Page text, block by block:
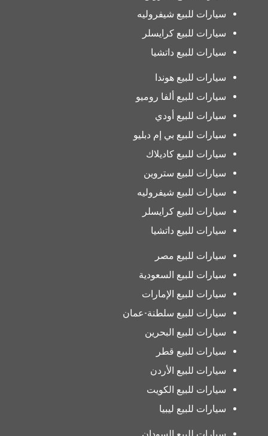
سيارات للبيع شيفروليه
سيارات للبيع كرايسلر
سيارات للبيع داتشيا
سيارات للبيع هوندا
سيارات للبيع ألفا روميو
سيارات للبيع أودي
سيارات للبيع بي إم دبليو
سيارات للبيع كاديلاك
سيارات للبيع ستروين
سيارات للبيع شيفروليه
سيارات للبيع كرايسلر
سيارات للبيع داتشيا
سيارات للبيع مصر
سيارات للبيع السعودية
سيارات للبيع الإمارات
سيارات للبيع سلطنة-عمان
سيارات للبيع البحرين
سيارات للبيع قطر
سيارات للبيع الأردن
سيارات للبيع الكويت
سيارات للبيع ليبيا